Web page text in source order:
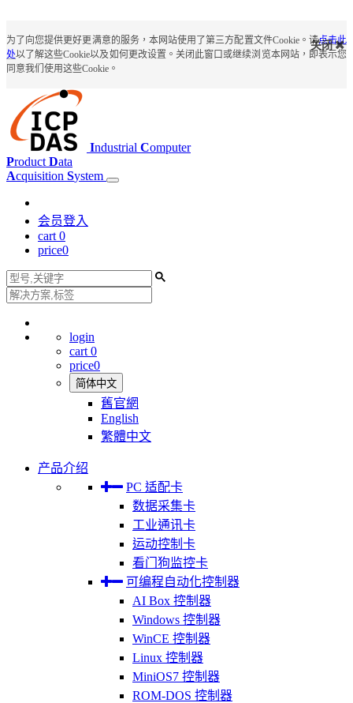
为了向您提供更好更满意的服务，本网站使用了第三方配置文件Cookie。请点击此
处以了解这些Cookie以及如何更改设置。关闭此窗口或继续浏览本网站，即表示您
同意我们使用这些Cookie。
关闭
Industrial Computer
Product Data
Acquisition System
会员登入
cart 0
price0
login
cart 0
price0
简体中文
舊官網
English
繁體中文
产品介绍
PC 适配卡
数据采集卡
工业通讯卡
运动控制卡
看门狗监控卡
可编程自动化控制器
AI Box 控制器
Windows 控制器
WinCE 控制器
Linux 控制器
MiniOS7 控制器
ROM-DOS 控制器